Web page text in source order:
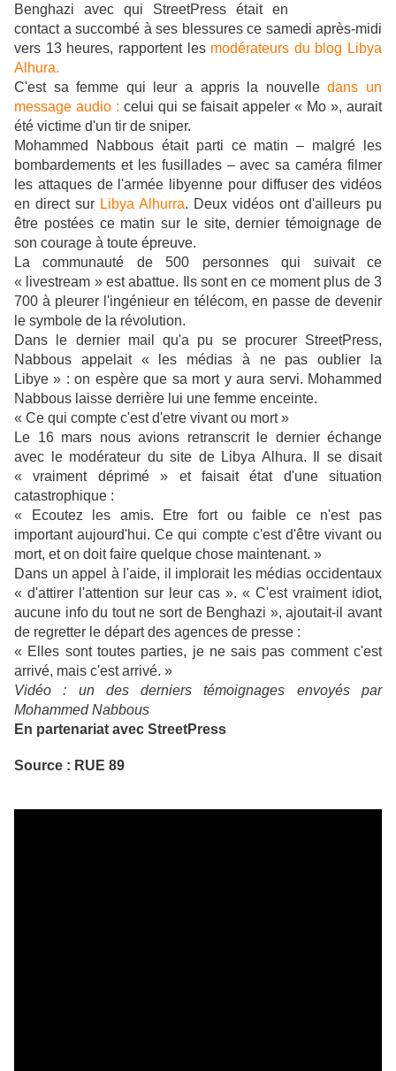
Benghazi avec qui StreetPress était en
contact a succombé à ses blessures ce samedi après-midi
vers 13 heures, rapportent les modérateurs du blog Libya
Alhura.
C'est sa femme qui leur a appris la nouvelledans un
message audio : celui qui se faisait appeler « Mo », aurait
été victime d'un tir de sniper.
Mohammed Nabbous était parti ce matin – malgré les
bombardements et les fusillades – avec sa caméra filmer
les attaques de l'armée libyenne pour diffuser des vidéos
en direct sur Libya Alhurra. Deux vidéos ont d'ailleurs pu
être postées ce matin sur le site, dernier témoignage de
son courage à toute épreuve.
La communauté de 500 personnes qui suivait ce
« livestream » est abattue. Ils sont en ce moment plus de 3
700 à pleurer l'ingénieur en télécom, en passe de devenir
le symbole de la révolution.
Dans le dernier mail qu'a pu se procurer StreetPress,
Nabbous appelait « les médias à ne pas oublier la
Libye » : on espère que sa mort y aura servi. Mohammed
Nabbous laisse derrière lui une femme enceinte.
« Ce qui compte c'est d'etre vivant ou mort »
Le 16 mars nous avions retranscrit le dernier échange
avec le modérateur du site de Libya Alhura. Il se disait
« vraiment déprimé » et faisait état d'une situation
catastrophique :
« Ecoutez les amis. Etre fort ou faible ce n'est pas
important aujourd'hui. Ce qui compte c'est d'être vivant ou
mort, et on doit faire quelque chose maintenant. »
Dans un appel à l'aide, il implorait les médias occidentaux
« d'attirer l'attention sur leur cas ». « C'est vraiment idiot,
aucune info du tout ne sort de Benghazi », ajoutait-il avant
de regretter le départ des agences de presse :
« Elles sont toutes parties, je ne sais pas comment c'est
arrivé, mais c'est arrivé. »
Vidéo : un des derniers témoignages envoyés par
Mohammed Nabbous
En partenariat avec StreetPress
Source : RUE 89